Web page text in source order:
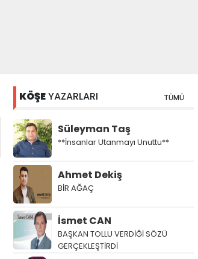
KÖŞEYAZARLARI TÜMÜ
Süleyman Taş
**İnsanlar Utanmayı Unuttu**
Ahmet Dekiş
BİR AĞAÇ
İsmet CAN
BAŞKAN TOLLU VERDİĞİ SÖZÜ
GERÇEKLEŞTİRDİ